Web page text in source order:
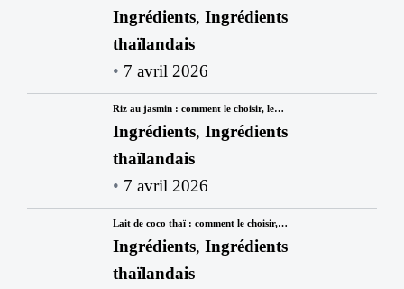
Ingrédients, Ingrédients
thaïlandais
7 avril 2026
Riz au jasmin : comment le choisir, le…
Ingrédients, Ingrédients
thaïlandais
7 avril 2026
Lait de coco thaï : comment le choisir,…
Ingrédients, Ingrédients
thaïlandais